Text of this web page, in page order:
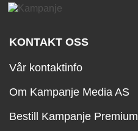
KONTAKT OSS
Vår kontaktinfo
Om Kampanje Media AS
Bestill Kampanje Premium